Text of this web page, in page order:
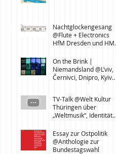
Nachtglockengesang
@Flute + Electronics
HfM Dresden und HMT
On the Brink |
Niemandsland @L’viv,
Černivci, Dnipro, Kyïv
TV-Talk @Welt Kultur
Thüringen über
„Weltmusik“, Identität
Lehrstuhl für
Transcultural Music
Studies
Essay zur Ostpolitik
@Anthologie zur
Bundestagswahl